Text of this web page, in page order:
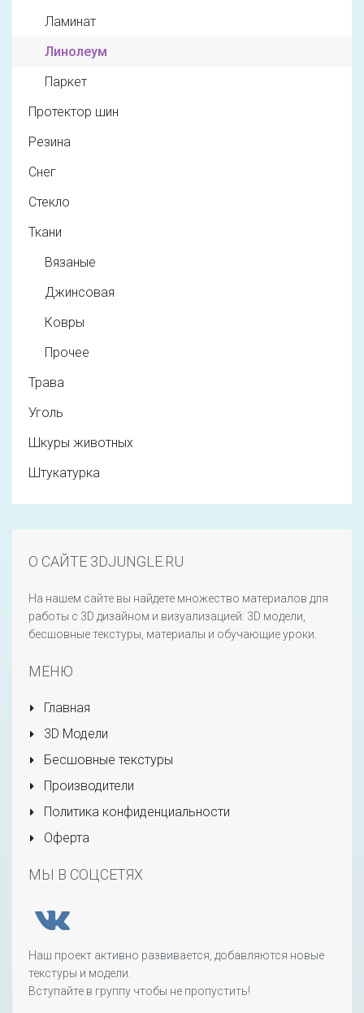
Ламинат
Линолеум
Паркет
Протектор шин
Резина
Снег
Стекло
Ткани
Вязаные
Джинсовая
Ковры
Прочее
Трава
Уголь
Шкуры животных
Штукатурка
О САЙТЕ 3DJUNGLE.RU
На нашем сайте вы найдете множество материалов для
работы с 3D дизайном и визуализацией: 3D модели,
бесшовные текстуры, материалы и обучающие уроки.
МЕНЮ
Главная
3D Модели
Бесшовные текстуры
Производители
Политика конфиденциальности
Оферта
МЫ В СОЦСЕТЯХ
Наш проект активно развивается, добавляются новые
текстуры и модели.
Вступайте в группу чтобы не пропустить!